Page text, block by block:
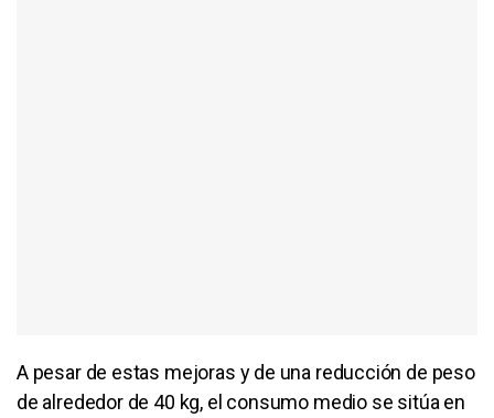
A pesar de estas mejoras y de una reducción de peso
de alrededor de 40 kg, el consumo medio se sitúa en